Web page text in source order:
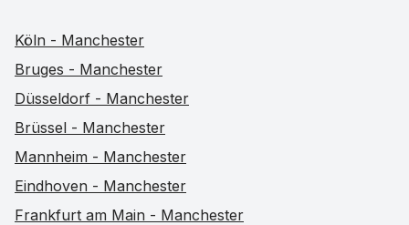
Köln - Manchester
Bruges - Manchester
Düsseldorf - Manchester
Brüssel - Manchester
Mannheim - Manchester
Eindhoven - Manchester
Frankfurt am Main - Manchester